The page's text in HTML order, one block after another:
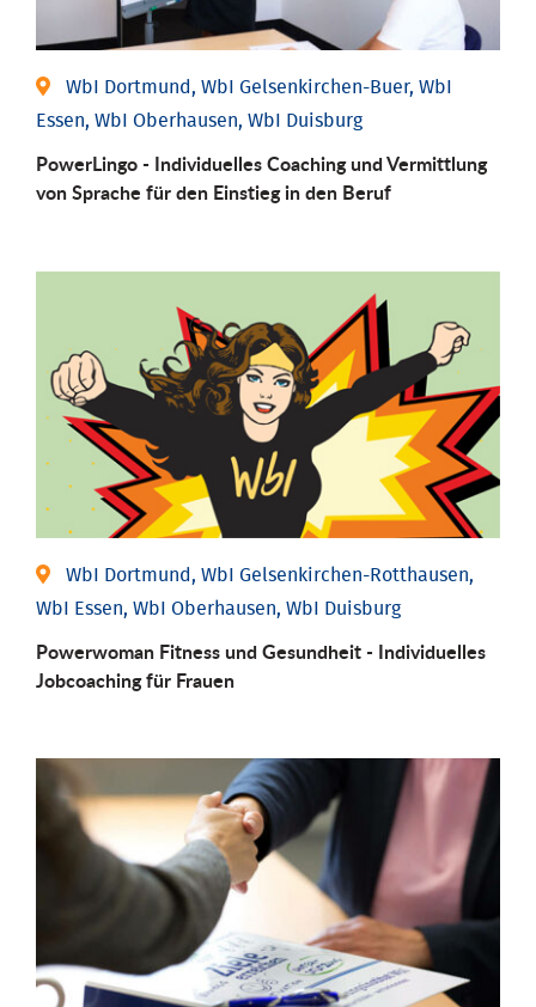
WbI Dortmund, WbI Gelsenkirchen-Buer, WbI
Essen, WbI Oberhausen, WbI Duisburg
PowerLingo - Individuelles Coaching und Vermittlung
von Sprache für den Einstieg in den Beruf
WbI Dortmund, WbI Gelsenkirchen-Rotthausen,
WbI Essen, WbI Oberhausen, WbI Duisburg
Powerwoman Fitness und Gesund­heit - Individu­elles
Job­coaching für Frauen